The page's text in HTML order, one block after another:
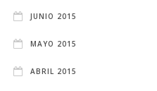
JUNIO 2015
MAYO 2015
ABRIL 2015